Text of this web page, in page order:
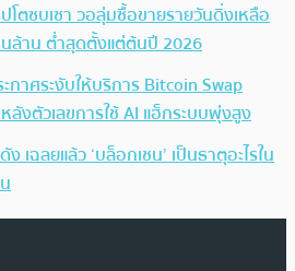
โตซบเซา วอลุ่มซื้อขายรายวันดิ่งเหลือ
ล้าน ต่ำสุดตั้งแต่ต้นปี 2026
กาศระงับให้บริการ Bitcoin Swap
ลังตัวเลขการใช้ AI แฮ็กระบบพุ่งสูง
เฉลยแล้ว ‘บล็อกเชน’ เป็นธาตุอะไรใน